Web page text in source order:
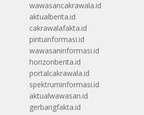
wawasancakrawala.id
aktualberita.id
cakrawalafakta.id
pintuinformasi.id
wawasaninformasi.id
horizonberita.id
portalcakrawala.id
spektruminformasi.id
aktualwawasan.id
gerbangfakta.id